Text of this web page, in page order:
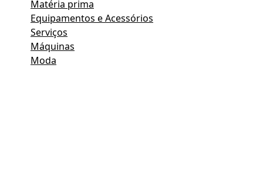
Matéria prima
Equipamentos e Acessórios
Serviços
Máquinas
Moda